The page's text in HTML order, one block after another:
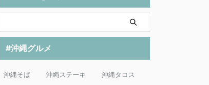
#沖縄グルメ
沖縄そば 沖縄ステーキ 沖縄タコス